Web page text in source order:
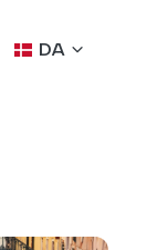
DA